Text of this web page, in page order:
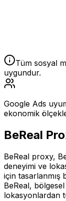
Tüm sosyal
uygundur.
Google Ads
ekonomik
BeReal
BeReal proxy,
deneyimi ve
için tasarlanmış
BeReal, bölgesel
lokasyonlardan